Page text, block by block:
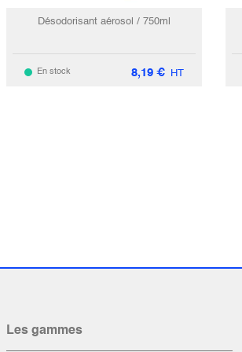
Désodorisant aérosol / 750ml
En stock 8,19 € HT
Les gammes